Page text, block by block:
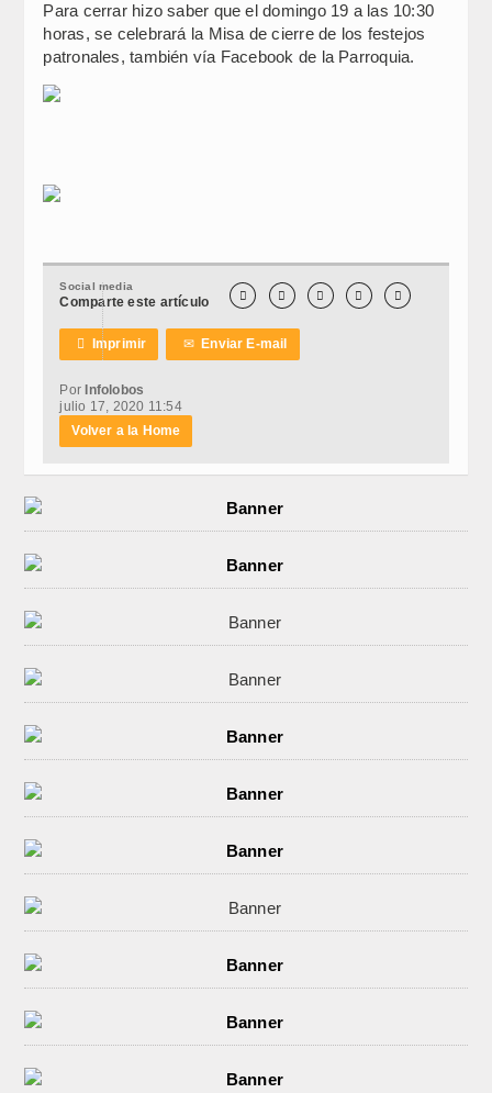
Para cerrar hizo saber que el domingo 19 a las 10:30
horas, se celebrará la Misa de cierre de los festejos
patronales, también vía Facebook de la Parroquia.
Social media
Comparte este artículo     
 Imprimir ✉Enviar E-mail
Por Infolobos
julio 17, 2020 11:54
Volver a la Home